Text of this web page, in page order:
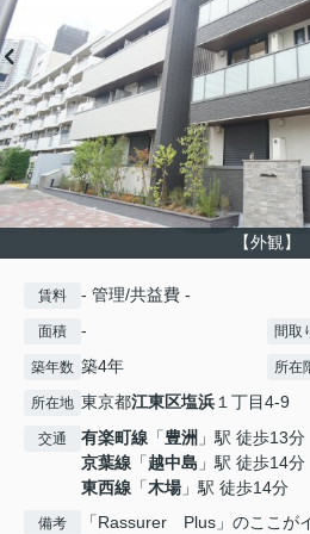
【外観】
賃料 - 管理/共益費 -
面積 - 間取
築年数 築4年 所在
所在地 東京都江東区塩浜１丁目4-9
交通 有楽町線 「豊洲 」駅 徒歩13分
京葉線 「越中島 」駅 徒歩14分
東西線 「木場」駅 徒歩14分
備考
「Rassurer Plus」のここが